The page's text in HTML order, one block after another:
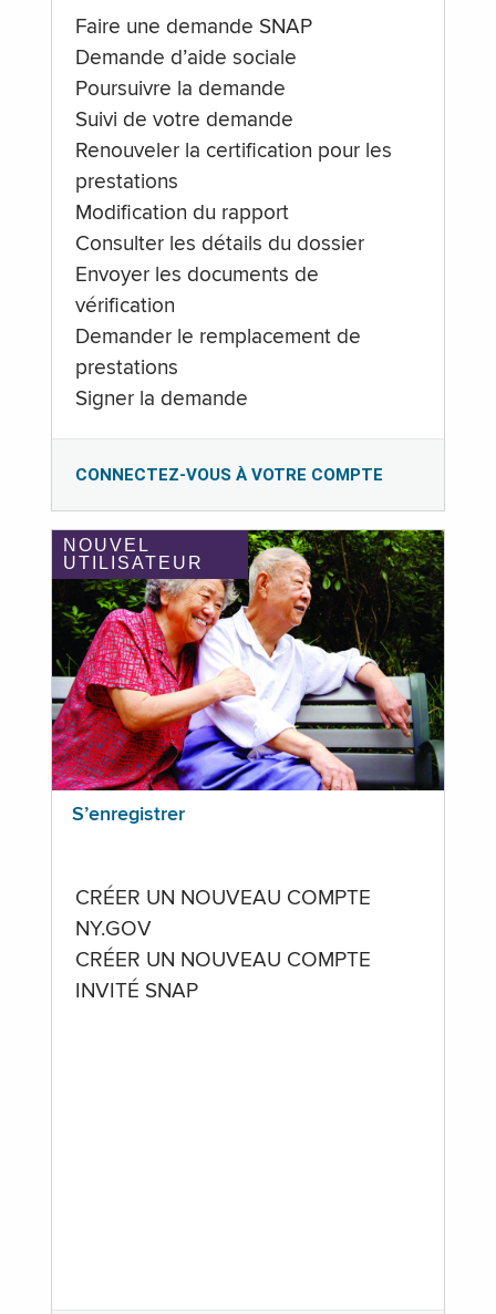
Faire une demande SNAP
Demande d’aide sociale
Poursuivre la demande
Suivi de votre demande
Renouveler la certification pour les
prestations
Modification du rapport
Consulter les détails du dossier
Envoyer les documents de
vérification
Demander le remplacement de
prestations
Signer la demande
CONNECTEZ-VOUS À VOTRE COMPTE
NOUVEL
UTILISATEUR
S’enregistrer
CRÉER UN NOUVEAU COMPTE
NY.GOV
CRÉER UN NOUVEAU COMPTE
INVITÉ SNAP